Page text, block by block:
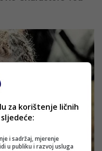
za korištenje ličnih
i sadržaj, mjerenje
u publiku i razvoj usluga